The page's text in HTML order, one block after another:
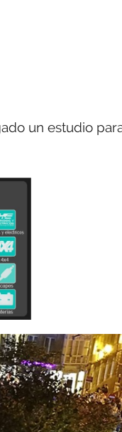
un estudio